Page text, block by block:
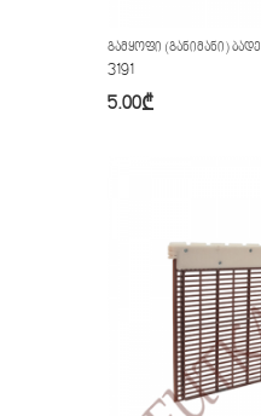
ᲒᲐᲛᲧᲝᲤᲘ (ᲒᲐᲜᲘᲛᲐᲜᲘ) ᲑᲐᲓᲔ
3191
5.00₾